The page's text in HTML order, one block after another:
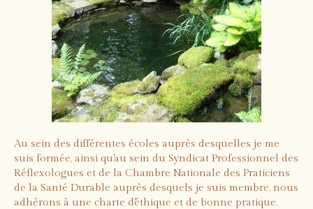
Au sein des différentes écoles auprès desquelles je me
suis formée, ainsi qu'au sein du Syndicat Professionnel des
Réflexologues et de la Chambre Nationale des Praticiens
de la Santé Durable auprès desquels je suis membre, nous
adhérons à une charte d'éthique et de bonne pratique.